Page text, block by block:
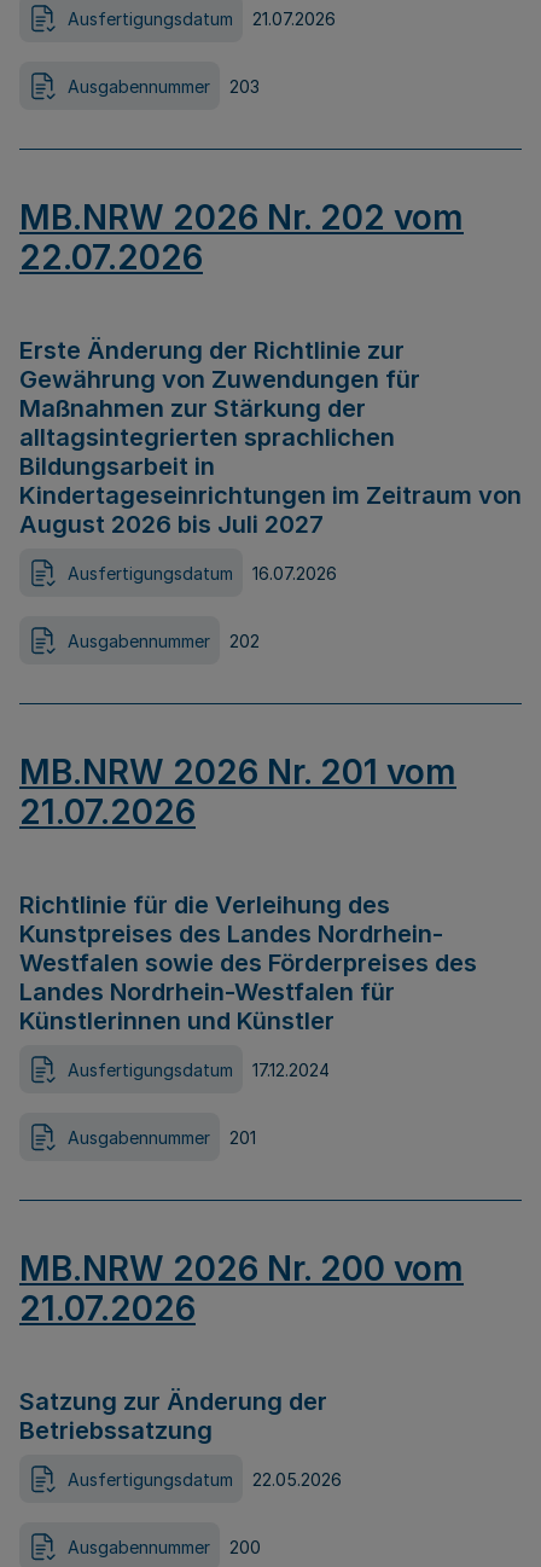
Ausfertigungsdatum 21.07.2026
Ausgabennummer 203
MB.NRW 2026 Nr. 202 vom
22.07.2026
Erste Änderung der Richtlinie zur
Gewährung von Zuwendungen für
Maßnahmen zur Stärkung der
alltagsintegrierten sprachlichen
Bildungsarbeit in
Kindertageseinrichtungen im Zeitraum von
August 2026 bis Juli 2027
Ausfertigungsdatum 16.07.2026
Ausgabennummer 202
MB.NRW 2026 Nr. 201 vom
21.07.2026
Richtlinie für die Verleihung des
Kunstpreises des Landes Nordrhein-
Westfalen sowie des Förderpreises des
Landes Nordrhein-Westfalen für
Künstlerinnen und Künstler
Ausfertigungsdatum 17.12.2024
Ausgabennummer 201
MB.NRW 2026 Nr. 200 vom
21.07.2026
Satzung zur Änderung der
Betriebssatzung
Ausfertigungsdatum 22.05.2026
Ausgabennummer 200